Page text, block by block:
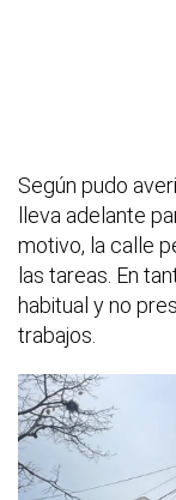
Según pudo
lleva adelante
motivo, la calle
las tareas. En
habitual y no
trabajos.